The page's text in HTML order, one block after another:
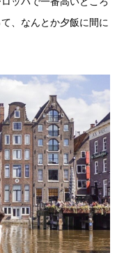
、なんとか夕飯に間に